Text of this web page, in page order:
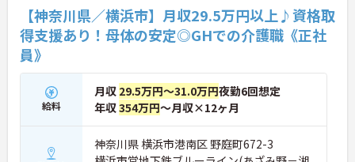
【神奈川県／横浜市】月収29.5万円以上♪資格取
得支援あり！母体の安定◎GHでの介護職《正社
員》
給料
月収 29.5万円～31.0万円夜勤6回想定
年収354万円～月収×12ヶ月
神奈川県 横浜市港南区 野庭町672-3